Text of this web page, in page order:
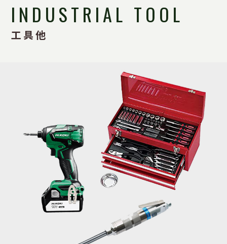
INDUSTRIAL TOOL
工具他